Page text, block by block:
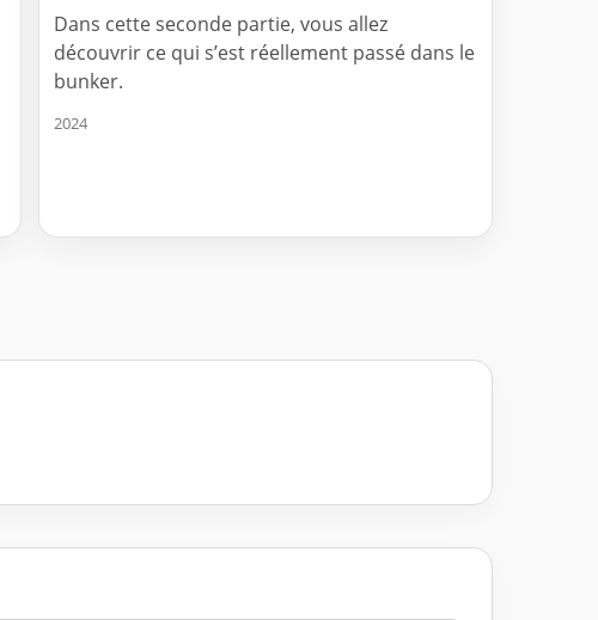
Dans cette seconde partie, vous allez
découvrir ce qui s’est réellement passé dans le
bunker.
2024